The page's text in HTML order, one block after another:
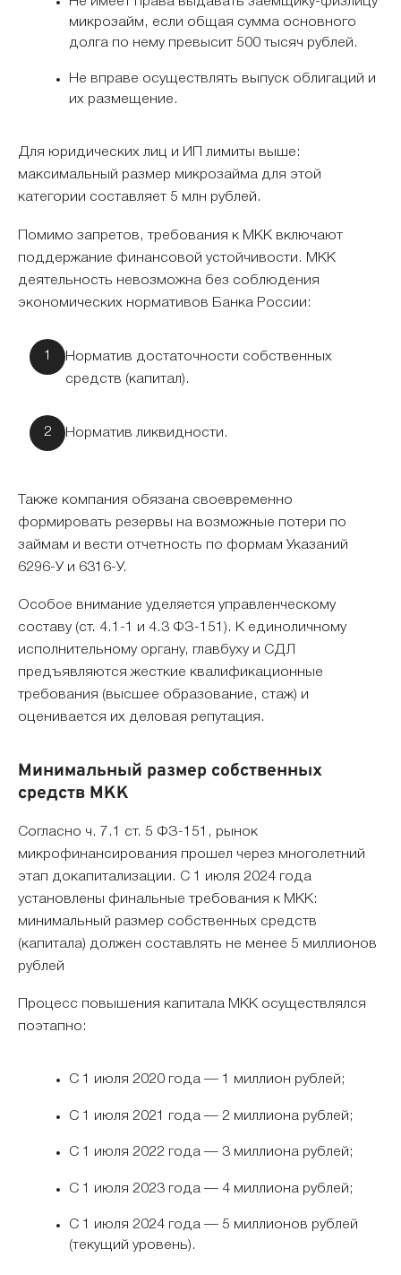
микрозайм, если общая сумма основного
долга по нему превысит 500 тысяч рублей.
Не вправе осуществлять выпуск облигаций и
их размещение.
Для юридических лиц и ИП лимиты выше:
максимальный размер микрозайма для этой
категории составляет 5 млн рублей.
Помимо запретов, требования к МКК включают
поддержание финансовой устойчивости. МКК
деятельность невозможна без соблюдения
экономических нормативов Банка России:
Норматив достаточности собственных
средств (капитал).
Норматив ликвидности.
Также компания обязана своевременно
формировать резервы на возможные потери по
займам и вести отчетность по формам Указаний
6296-У и 6316-У.
Особое внимание уделяется управленческому
составу (ст. 4.1-1 и 4.3 ФЗ-151). К единоличному
исполнительному органу, главбуху и СДЛ
предъявляются жесткие квалификационные
требования (высшее образование, стаж) и
оценивается их деловая репутация.
Минимальный размер собственных
средств МКК
Согласно ч. 7.1 ст. 5 ФЗ-151, рынок
микрофинансирования прошел через многолетний
этап докапитализации. С 1 июля 2024 года
установлены финальные требования к МКК:
минимальный размер собственных средств
(капитала) должен составлять не менее 5 миллионов
рублей
Процесс повышения капитала МКК осуществлялся
поэтапно:
С 1 июля 2020 года — 1 миллион рублей;
С 1 июля 2021 года — 2 миллиона рублей;
С 1 июля 2022 года — 3 миллиона рублей;
С 1 июля 2023 года — 4 миллиона рублей;
С 1 июля 2024 года — 5 миллионов рублей
(текущий уровень).